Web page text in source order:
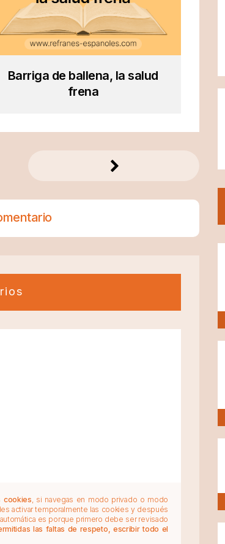
Barriga de ballena, la salud
frena
cookies , si navegas en modo privado o modo
activar temporalmente las cookies y después
es porque primero debe ser revisado
las faltas de respeto, escribir todo el